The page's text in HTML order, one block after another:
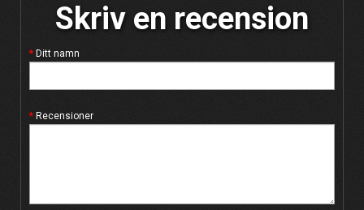
Skriv en recension
Ditt namn
Recensioner